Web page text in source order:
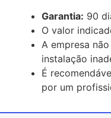
Garantia: 90
O valor
A empresa
instalação
É
por um